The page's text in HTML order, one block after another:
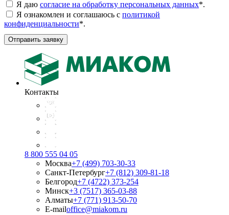
Я даю согласие на обработку персональных данных*.
Я ознакомлен и соглашаюсь с политикой
конфиденциальности*.
Отправить заявку
Контакты
8 800 555 04 05
Москва+7 (499) 703-30-33
Санкт-Петербург+7 (812) 309-81-18
Белгород+7 (4722) 373-254
Минск+3 (7517) 365-03-88
Алматы+7 (771) 913-50-70
E-mailoffice@miakom.ru